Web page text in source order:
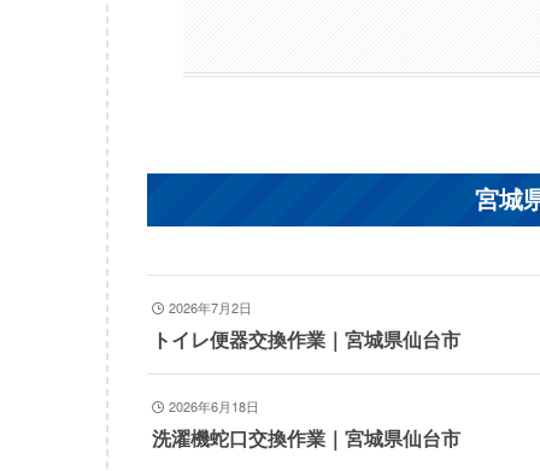
宮城
2026年7月2日
トイレ便器交換作業｜宮城県仙台市
2026年6月18日
洗濯機蛇口交換作業｜宮城県仙台市